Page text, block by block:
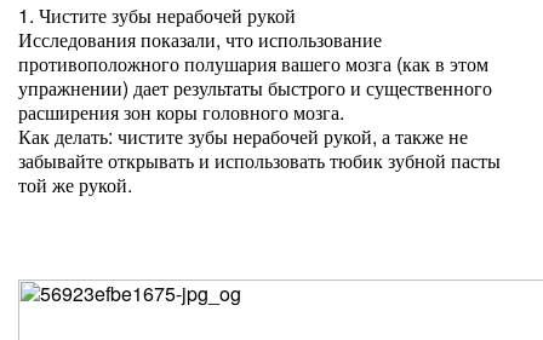
1. Чистите зубы нерабочей рукой
Исследования показали, что использование
противоположного полушария вашего мозга (как в этом
упражнении) дает результаты быстрого и существенного
расширения зон коры головного мозга.
Как делать: чистите зубы нерабочей рукой, а также не
забывайте открывать и использовать тюбик зубной пасты
той же рукой.